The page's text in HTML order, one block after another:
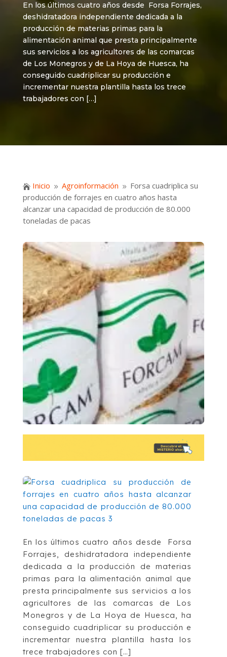
En los últimos cuatro años desde Forsa Forrajes,
deshidratadora independiente dedicada a la
producción de materias primas para la
alimentación animal que presta principalmente
sus servicios a los agricultores de las comarcas
de Los Monegros y de La Hoya de Huesca, ha
conseguido cuadriplicar su producción e
incrementar nuestra plantilla hasta los trece
trabajadores con […]
 Inicio 9 Agroinformación 9 Forsa cuadriplica su
producción de forrajes en cuatro años hasta
alcanzar una capacidad de producción de 80.000
toneladas de pacas
En los últimos cuatro años desde Forsa
Forrajes, deshidratadora independiente
dedicada a la producción de materias
primas para la alimentación animal que
presta principalmente sus servicios a los
agricultores de las comarcas de Los
Monegros y de La Hoya de Huesca, ha
conseguido cuadriplicar su producción e
incrementar nuestra plantilla hasta los
trece trabajadores con […]